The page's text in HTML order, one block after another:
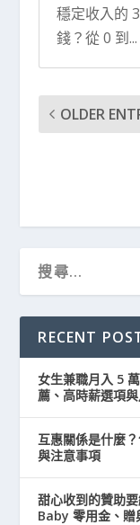
穩定收入的
錢？從 0 到...
OLDER
RECENT
女生兼職月入 5
薦、高時薪選項
互惠關係是什麼
與注意事項
甜心收到的贊助
Baby 零用金、贈